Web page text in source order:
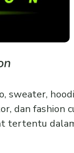
sweater,
dan fashion
tertentu